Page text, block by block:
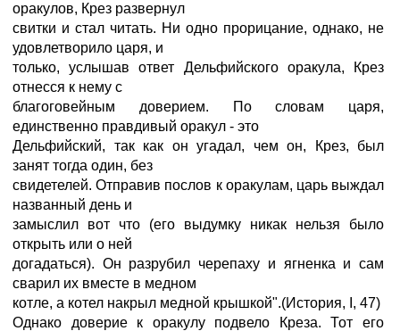
оракулов, Крез развернул
свитки и стал читать. Ни одно прорицание, однако, не
удовлетворило царя, и
только, услышав ответ Дельфийского оракула, Крез
отнесся к нему с
благоговейным доверием. По словам царя,
единственно правдивый оракул - это
Дельфийский, так как он угадал, чем он, Крез, был
занят тогда один, без
свидетелей. Отправив послов к оракулам, царь выждал
названный день и
замыслил вот что (его выдумку никак нельзя было
открыть или о ней
догадаться). Он разрубил черепаху и ягненка и сам
сварил их вместе в медном
котле, а котел накрыл медной крышкой".(История, I, 47)
Однако доверие к оракулу подвело Креза. Тот его